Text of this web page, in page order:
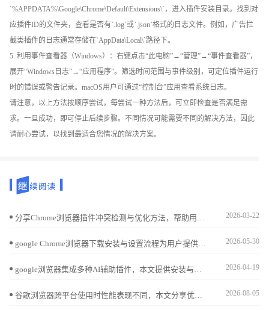
`%APPDATA%\Google\Chrome\Default\Extensions\`，进入插件安装目录。找到对
应插件ID的文件夹，查看是否有`.log`或`.json`格式的日志文件。例如，广告拦
截类插件的日志通常存储在`AppData\Local\`路径下。
5. 利用事件查看器（Windows）：右键点击“此电脑”→“管理”→“事件查看器”，
展开“Windows日志”→“应用程序”。筛选时间范围与事件级别，可定位插件运行
时的错误或警告记录。macOS用户可通过“控制台”应用查看系统日志。
请注意，以上方法按顺序尝试，每尝试一种方法后，可立即检查是否满足需
求。一旦成功，即可停止后续步骤。不同情况可能需要不同的解决方法，因此
请耐心尝试，以找到最适合您情况的解决方案。
2026-03-22
2026-05-30
2026-04-19
2026-08-05